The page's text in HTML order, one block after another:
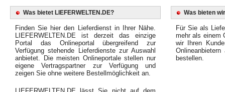
Was bietet LIEFERWELTEN.DE?
Finden Sie hier den Lieferdienst in Ihrer Nähe.
LIEFERWELTEN.DE ist derzeit das einzige
Portal das Onlineportal übergreifend zur
Verfügung stehende Lieferdienste zur Auswahl
anbietet. Die meisten Onlineportale stellen nur
eigene Vertragspartner zur Verfügung und
zeigen Sie ohne weitere Bestellmöglichkeit an.
Was bieten
Für Sie als
mehr als einem
wir Ihren
bestellen.